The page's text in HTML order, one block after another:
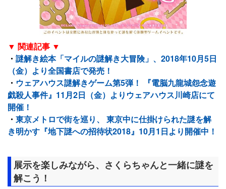
▼ 関連記事 ▼
・ 謎解き絵本「マイルの謎解き大冒険」、2018年10月5日
（金）より全国書店で発売！
・ ウェアハウス謎解きゲーム第5弾！ 『電脳九龍城怨念遊
戯殺人事件』11月2日（金）よりウェアハウス川崎店にて
開催！
・ 東京メトロで街を巡り、 東京中に仕掛けられた謎を解
き明かす『地下謎への招待状2018』10月1日より開催中！
展示を楽しみながら、さくらちゃんと一緒に謎を
解こう！